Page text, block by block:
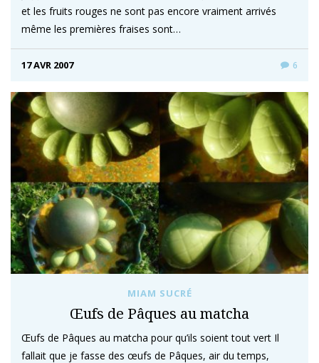
et les fruits rouges ne sont pas encore vraiment arrivés
même les premières fraises sont…
17 AVR 2007 6
MIAM SUCRÉ
Œufs de Pâques au matcha
Œufs de Pâques au matcha pour qu’ils soient tout vert Il
fallait que je fasse des œufs de Pâques, air du temps,